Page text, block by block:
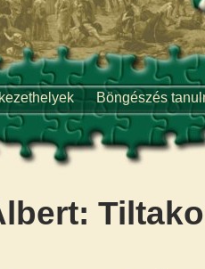
Böngészés